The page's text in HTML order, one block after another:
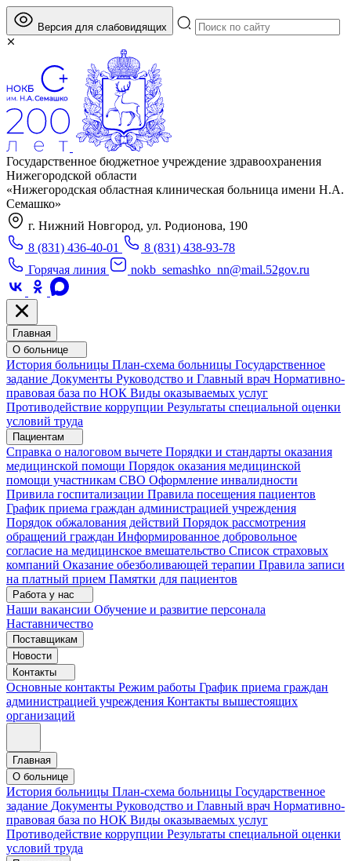
Версия для слабовидящих
Государственное бюджетное учреждение здравоохранения
Нижегородской области
«Нижегородская областная клиническая больница имени Н.А.
Семашко»
г. Нижний Новгород, ул. Родионова, 190
8 (831) 436-40-01
8 (831) 438-93-78
Горячая линия
nokb_semashko_nn@mail.52gov.ru
Главная
О больнице
История больницы План-схема больницы Государственное
задание Документы Руководство и Главный врач Нормативно-
правовая база по НОК Виды оказываемых услуг
Противодействие коррупции Результаты специальной оценки
условий труда
Пациентам
Справка о налоговом вычете Порядки и стандарты оказания
медицинской помощи Порядок оказания медицинской
помощи участникам СВО Оформление инвалидности
Привила госпитализации Правила посещения пациентов
График приема граждан администрацией учреждения
Порядок обжалования действий Порядок рассмотрения
обращений граждан Информированное добровольное
согласие на медицинское вмешательство Список страховых
компаний Оказание обезболивающей терапии Правила записи
на платный прием Памятки для пациентов
Работа у нас
Наши вакансии Обучение и развитие персонала
Наставничество
Поставщикам
Новости
Контакты
Основные контакты Режим работы График приема граждан
администрацией учреждения Контакты вышестоящих
организаций
Главная
О больнице
История больницы План-схема больницы Государственное
задание Документы Руководство и Главный врач Нормативно-
правовая база по НОК Виды оказываемых услуг
Противодействие коррупции Результаты специальной оценки
условий труда